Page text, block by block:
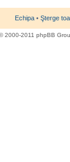
Echipa • Şterge
2000-2011 phpBB